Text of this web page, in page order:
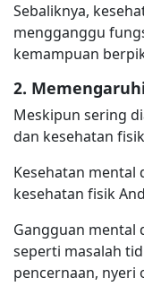
Sebaliknya,
mengganggu
kemampuan
2.
Meskipun sering
dan kesehatan
Kesehatan
kesehatan fisik
Gangguan mental
seperti masalah
pencernaan, nyeri